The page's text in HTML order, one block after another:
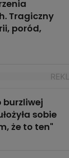
Tragiczny
poród,
burzliwej
sobie
że to ten"